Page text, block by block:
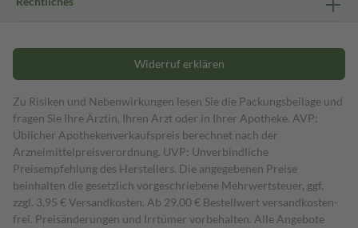
Widerruf erklären
Zu Risiken und Nebenwirkungen lesen Sie die Packungsbeilage und
fragen Sie Ihre Ärztin, Ihren Arzt oder in Ihrer Apotheke. AVP:
Üblicher Apothekenverkaufspreis berechnet nach der
Arzneimittelpreisverordnung. UVP: Unverbindliche
Preisempfehlung des Herstellers. Die angegebenen Preise
beinhalten die gesetzlich vorgeschriebene Mehrwertsteuer, ggf.
zzgl. 3,95 € Versandkosten. Ab 29,00 € Bestell­wert versand­kosten­
frei. Preisänderungen und Irrtümer vorbehalten. Alle Angebote